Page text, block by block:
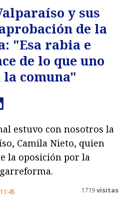
y sus
de la
"Esa rabia e
de lo que uno
la comuna"
estuvo con nosotros la
Camila Nieto, quien
la oposición por la
11:45 1719visitas